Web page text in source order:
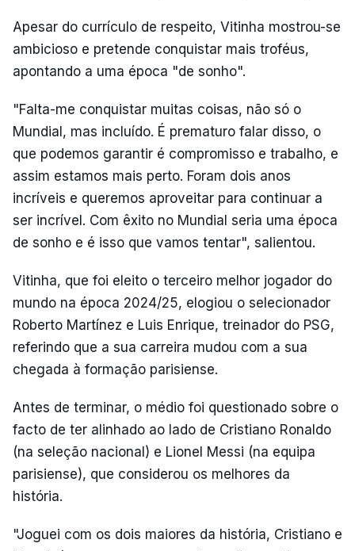
Apesar do currículo de respeito, Vitinha mostrou-se
ambicioso e pretende conquistar mais troféus,
apontando a uma época "de sonho".
"Falta-me conquistar muitas coisas, não só o
Mundial, mas incluído. É prematuro falar disso, o
que podemos garantir é compromisso e trabalho, e
assim estamos mais perto. Foram dois anos
incríveis e queremos aproveitar para continuar a
ser incrível. Com êxito no Mundial seria uma época
de sonho e é isso que vamos tentar", salientou.
Vitinha, que foi eleito o terceiro melhor jogador do
mundo na época 2024/25, elogiou o selecionador
Roberto Martínez e Luis Enrique, treinador do PSG,
referindo que a sua carreira mudou com a sua
chegada à formação parisiense.
Antes de terminar, o médio foi questionado sobre o
facto de ter alinhado ao lado de Cristiano Ronaldo
(na seleção nacional) e Lionel Messi (na equipa
parisiense), que considerou os melhores da
história.
"Joguei com os dois maiores da história, Cristiano e